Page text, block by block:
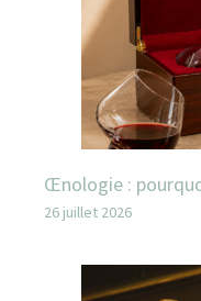
Œnologie :
26 juillet 2026